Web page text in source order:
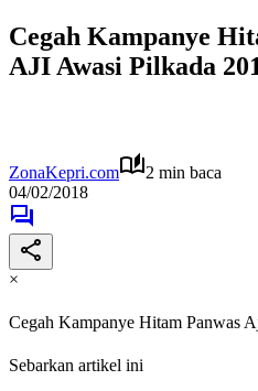
Cegah Kampanye
AJI Awasi Pilkada
ZonaKepri.com
2 min baca
04/02/2018
×
Cegah Kampanye Hitam Panwas
Sebarkan artikel ini